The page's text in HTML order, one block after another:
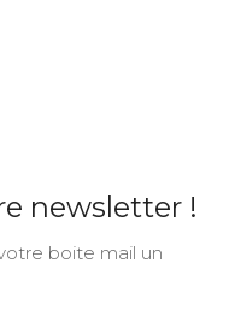
newsletter !
boite mail un